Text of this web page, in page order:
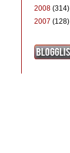
2008 (314)
2007 (128)